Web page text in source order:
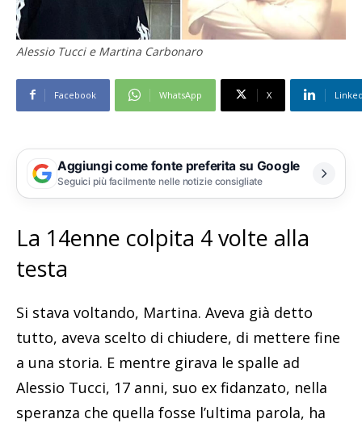
Alessio Tucci e Martina Carbonaro
Facebook WhatsApp X
Aggiungi come fonte preferita su Google
Seguici più facilmente nelle notizie consigliate
La 14enne colpita 4 volte alla
testa
Si stava voltando, Martina. Aveva già detto
tutto, aveva scelto di chiudere, di mettere fine
a una storia. E mentre girava le spalle ad
Alessio Tucci, 17 anni, suo ex fidanzato, nella
speranza che quella fosse l’ultima parola, ha